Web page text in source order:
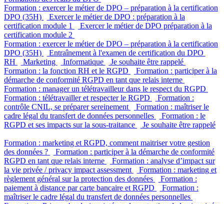
Formation : exercer le métier de DPO – préparation à la certification
DPO (35H)
Exercer le métier de DPO : préparation à la
certification module 1
Exercer le métier de DPO préparation à la
certification module 2
Formation : exercer le métier de DPO – préparation à la certification
DPO (35H)
Entraînement à l'examen de certification du DPO
RH
Marketing Informatique
Je souhaite être rappelé
Formation : la fonction RH et le RGPD
Formation : participer à la
démarche de conformité RGPD en tant que relais interne
Formation : manager un télétravailleur dans le respect du RGPD
Formation : télétravailler et respecter le RGPD
Formation :
contrôle CNIL, se préparer sereinement
Formation : maîtriser le
cadre légal du transfert de données personnelles
Formation : le
RGPD et ses impacts sur la sous-traitance
Je souhaite être rappelé
Formation : marketing et RGPD, comment maitriser votre gestion
des données ?
Formation : participer à la démarche de conformité
RGPD en tant que relais interne
Formation : analyse d’impact sur
la vie privée / privacy impact assessment
Formation : marketing et
règlement général sur la protection des données
Formation :
paiement à distance par carte bancaire et RGPD
Formation :
maîtriser le cadre légal du transfert de données personnelles